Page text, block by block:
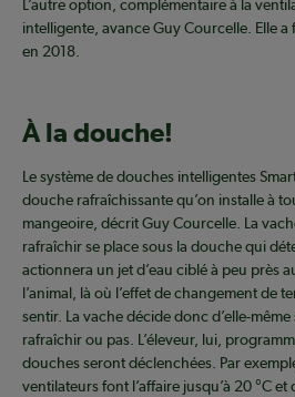
L’autre option, complémentaire à la
intelligente, avance Guy Courcelle. Elle a
en 2018.
À la douche!
Le système de douches intelligentes
douche rafraîchissante qu’on installe à
mangeoire, décrit Guy Courcelle. La
rafraîchir se place sous la douche qui
actionnera un jet d’eau ciblé à peu près
l’animal, là où l’effet de changement de
sentir. La vache décide donc d’elle-
rafraîchir ou pas. L’éleveur, lui,
douches seront déclenchées. Par
ventilateurs font l’affaire jusqu’à 20 °C et